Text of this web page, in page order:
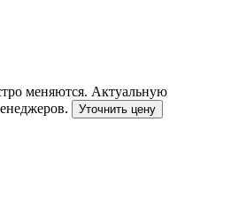
меняются. Актуальную
Уточнить цену